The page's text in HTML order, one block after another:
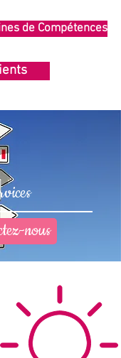
de Compétences
nous